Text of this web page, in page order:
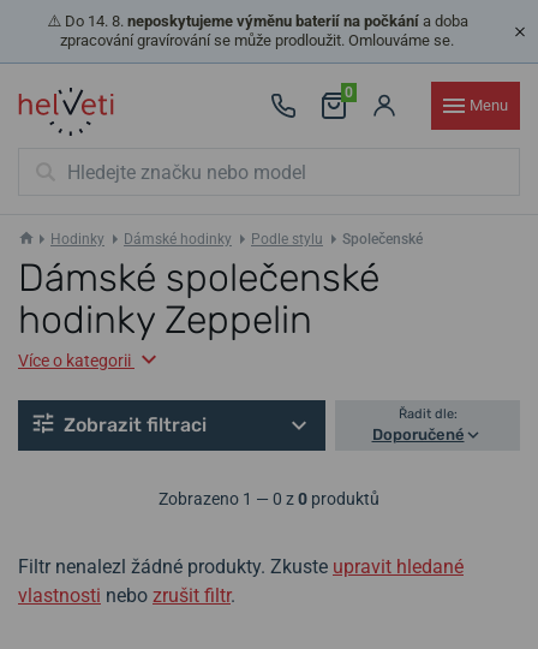
⚠️ Do 14. 8. neposkytujeme výměnu baterií na počkánía doba
zpracování gravírování se může prodloužit. Omlouváme se.
0
Menu
Hodinky Dámské hodinky Podle stylu Společenské
Dámské společenské
hodinky Zeppelin
Více o kategorii
Zobrazit filtraci Řadit dle:
Doporučené
Zobrazeno 1 — 0 z0 produktů
Filtr nenalezl žádné produkty. Zkuste upravit hledané
vlastnosti nebo zrušit filtr.